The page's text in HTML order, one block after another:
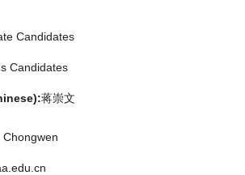
Candidates
Candidates
蒋崇文
Chongwen